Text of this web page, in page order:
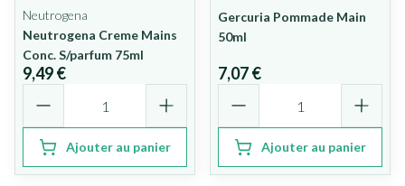
Neutrogena
Neutrogena Creme Mains
Conc. S/parfum 75ml
9,49 €
Ajouter au panier
Gercuria Pommade Main
50ml
7,07 €
Ajouter au panier